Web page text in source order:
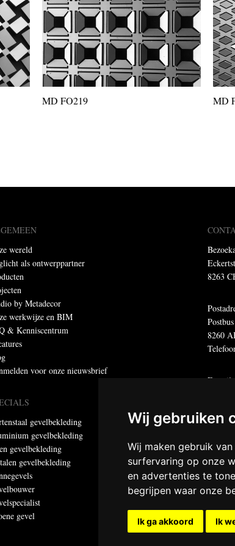
Wij gebruiken
Wij maken gebruik
surfervaring op onze
en advertenties te
begrijpen waar onze
Ik ga akkoord Ik
MD FO219 MD
wereld
als ontwerppartner
by Metadecor
werkwijze en BIM
& Kenniscentrum
voor onze nieuwsbrief
gevelbekleding
gevelbekleding
gevelbekleding
gevelbekleding
gevel
8263
8260
E-mail:
©
Alle